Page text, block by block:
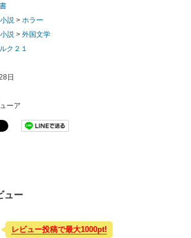
説 > ホラー
説 > 外国文学
ク２１
日
ーア
ュー
レビュー投稿で最大1000pt!